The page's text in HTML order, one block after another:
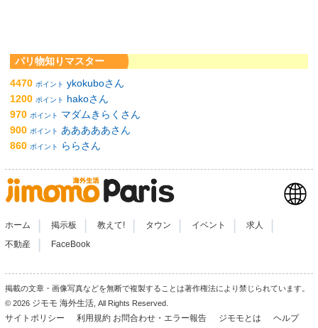
パリ物知りマスター
4470 ポイント ykokuboさん
1200 ポイント
hakoさん
970 ポイント
マダムきらくさん
900 ポイント
あああああさん
860 ポイント ららさん
ホーム 掲示板 教えて! タウン イベント 求人
不動産 FaceBook
掲載の文章・画像写真などを無断で複製することは著作権法により禁じられています。
© 2026 ジモモ 海外生活 , All Rights Reserved.
サイトポリシー 利用規約 お問合わせ・エラー報告 ジモモとは ヘルプ